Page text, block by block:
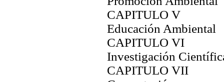
CAPITULO V
Educación Ambiental
CAPITULO VI
Investigación
CAPITULO VII